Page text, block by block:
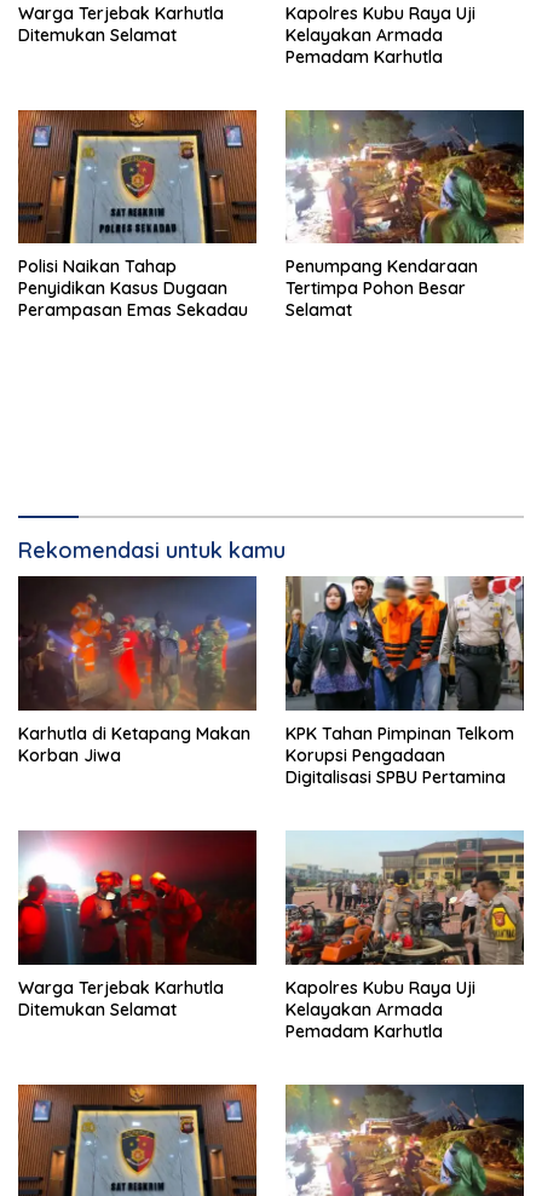
Warga Terjebak Karhutla
Ditemukan Selamat
Kapolres Kubu Raya Uji
Kelayakan Armada
Pemadam Karhutla
Polisi Naikan Tahap
Penyidikan Kasus Dugaan
Perampasan Emas Sekadau
Penumpang Kendaraan
Tertimpa Pohon Besar
Selamat
Rekomendasi untuk kamu
Karhutla di Ketapang Makan
Korban Jiwa
KPK Tahan Pimpinan Telkom
Korupsi Pengadaan
Digitalisasi SPBU Pertamina
Warga Terjebak Karhutla
Ditemukan Selamat
Kapolres Kubu Raya Uji
Kelayakan Armada
Pemadam Karhutla